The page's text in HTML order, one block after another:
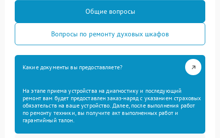
Общие вопросы
Вопросы по ремонту духовых шкафов
Какие документы вы предоставляете?
На этапе приема устройства на диагностику и последующий
ремонт вам будет предоставлен заказ-наряд с указанием страховых
обязательств на ваше устройство. Далее, после выполнения работ
по ремонту техники, вы получите акт выполненных работ и
гарантийный талон.